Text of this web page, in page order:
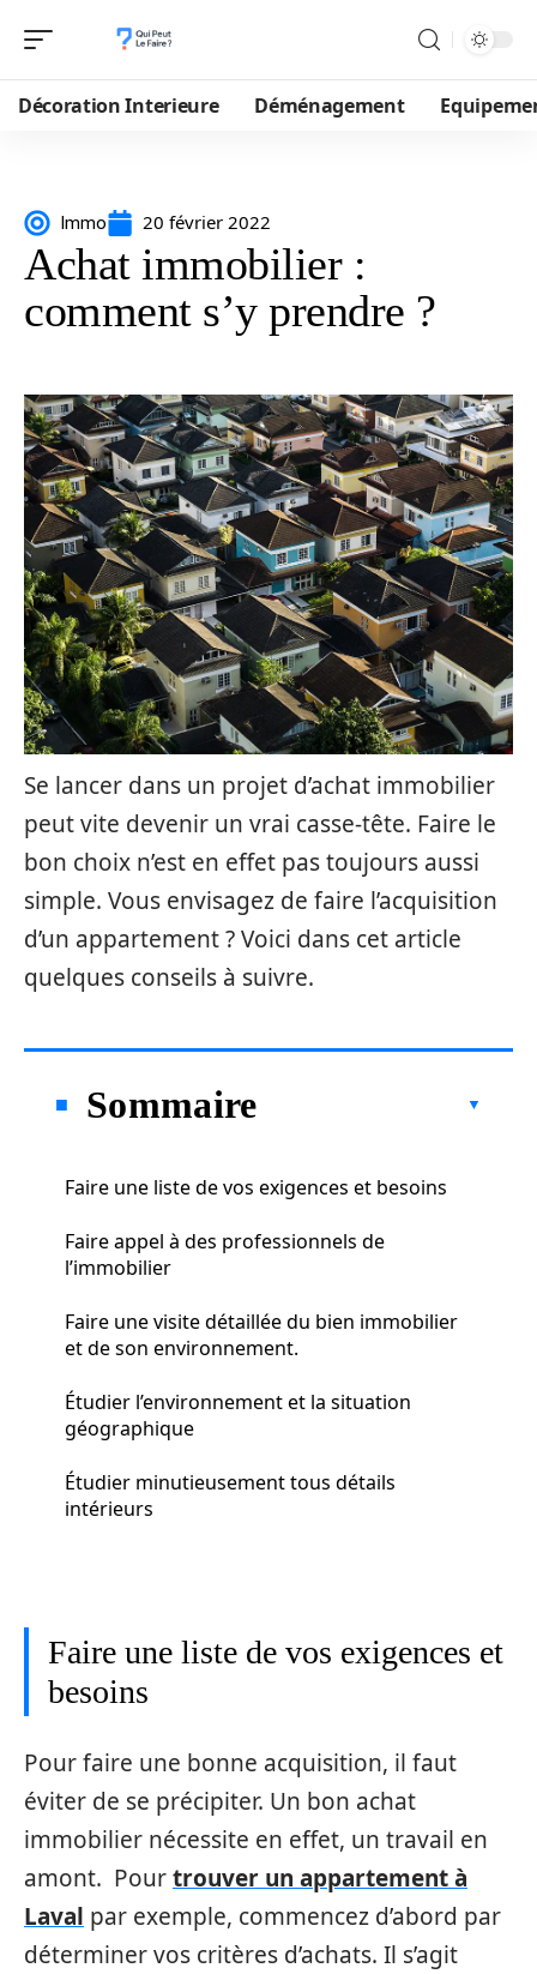
Décoration Interieure Déménagement
Immo 20 février 2022
Achat immobilier :
comment s’y prendre ?
Se lancer dans un projet d’achat immobilier
peut vite devenir un vrai casse-tête. Faire le
bon choix n’est en effet pas toujours aussi
simple. Vous envisagez de faire l’acquisition
d’un appartement ? Voici dans cet article
quelques conseils à suivre.
Sommaire
Faire une liste de vos exigences et besoins
Faire appel à des professionnels de
l’immobilier
Faire une visite détaillée du bien immobilier
et de son environnement.
Étudier l’environnement et la situation
géographique
Étudier minutieusement tous détails
intérieurs
Faire une liste de vos exigences et
besoins
Pour faire une bonne acquisition, il faut
éviter de se précipiter. Un bon achat
immobilier nécessite en effet, un travail en
amont. Pourtrouver un appartement à
Laval par exemple, commencez d’abord par
déterminer vos critères d’achats. Il s’agit